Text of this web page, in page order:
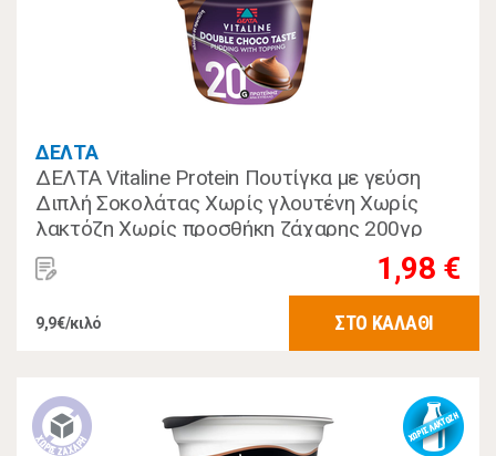
ΔΕΛΤΑ
ΔΕΛΤΑ Vitaline Protein Πουτίγκα με γεύση
Διπλή Σοκολάτας Χωρίς γλουτένη Χωρίς
λακτόζη Χωρίς προσθήκη ζάχαρης 200γρ
1,98 €
9,9€/κιλό ΣΤΟ ΚΑΛΑΘΙ